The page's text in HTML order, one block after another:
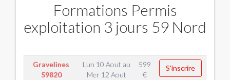
Formations Permis
exploitation 3 jours 59 Nord
Gravelines
59820
Lun 10 Aout au
Mer 12 Aout
599
€
S'inscrire